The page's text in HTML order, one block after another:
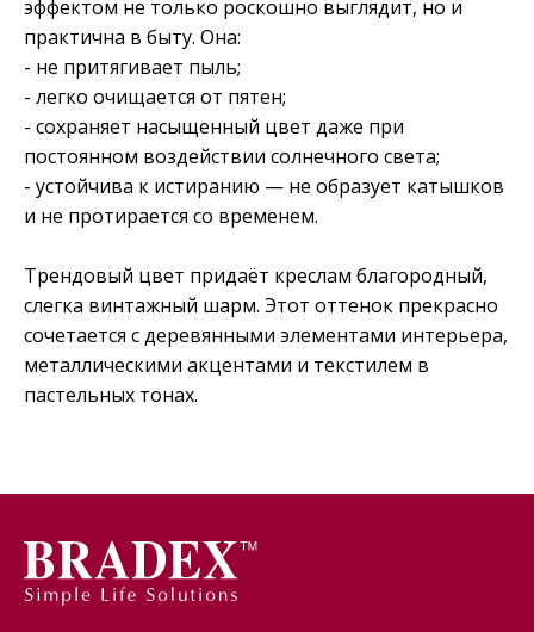
эффектом не только роскошно выглядит, но и
практична в быту. Она:
- не притягивает пыль;
- легко очищается от пятен;
- сохраняет насыщенный цвет даже при
постоянном воздействии солнечного света;
- устойчива к истиранию — не образует катышков
и не протирается со временем.
Трендовый цвет придаёт креслам благородный,
слегка винтажный шарм. Этот оттенок прекрасно
сочетается с деревянными элементами интерьера,
металлическими акцентами и текстилем в
пастельных тонах.